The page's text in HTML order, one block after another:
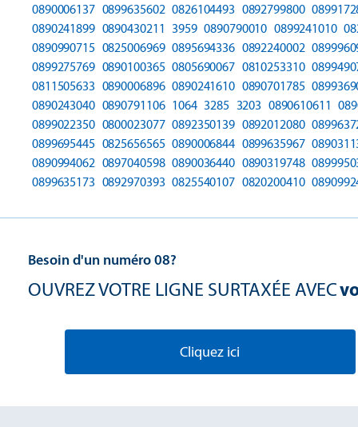
0890006137 0899635602 0826104493 0892799800
0890241899 0890430211 3959 0890790010 0899241010
0890990715 0825006969 0895694336 0892240002
0899275769 0890100365 0805690067 0810253310
0811505633 0890006896 0890241610 0890701785
0890243040 0890791106 1064 3285 3203 0890610611
0899022350 0800023077 0892350139 0892012080
0899695445 0825656565 0890006844 0899635967
0890994062 0897040598 0890036440 0890319748
0899635173 0892970393 0825540107 0820200410
Besoin d'un numéro 08?
OUVREZ VOTRE LIGNE SURTAXÉE AVEC
Cliquez ici